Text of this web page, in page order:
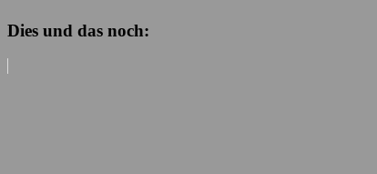
Dies und das noch: